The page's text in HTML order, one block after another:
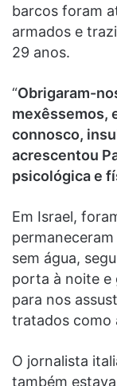
barcos foram
armados e
29 anos.
“Obrigaram-
mexêssemos,
connosco,
acrescentou
psicológica e
Em Israel,
sem água,
porta à noite e
para nos
tratados como
O jornalista
também